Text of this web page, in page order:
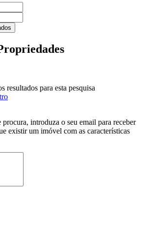
resultados para esta pesquisa
procura, introduza o seu email para receber
existir um imóvel com as características